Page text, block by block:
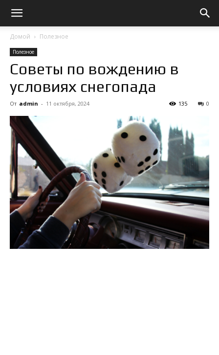
Домой Полезное
Полезное
Советы по вождению в
условиях снегопада
От admin - 11 октября, 2024 0
135